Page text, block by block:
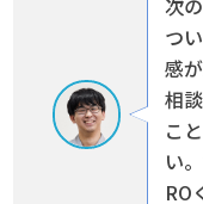
つ
感
相
こ
い
RO